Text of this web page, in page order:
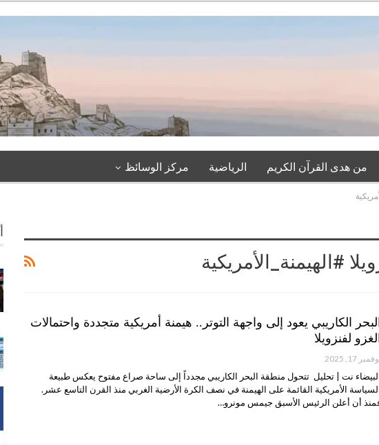
من هدى القرآن الكريم الرياضية مركز الوسائظ
#الهيمنة_الأمريكية
الكاريبي يعود إلى واجهة التوتر.. هيمنة أمريكية متجددة واحتمالات
لفنزويلا
17, 2025
نت | تحليل تتحول منطقة البحر الكاريبي مجدداً إلى ساحة صراع مفتوح يعكس طبيعة
الأمريكية القائمة على الهيمنة في نصف الكرة الأرضية الغربي منذ القرن التاسع عشر.
أن أعلن الرئيس الأسبق جيمس مونرو…